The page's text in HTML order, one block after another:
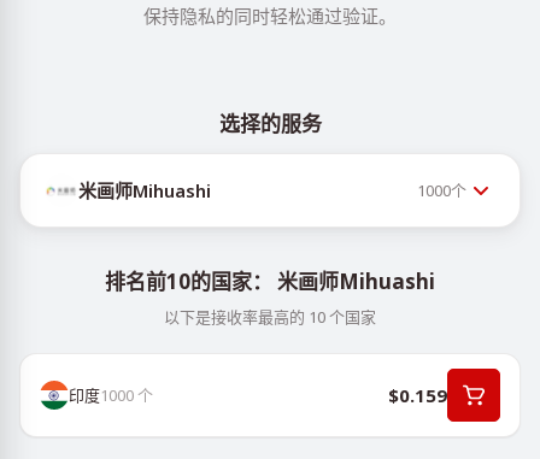
保持隐私的同时轻松通过验证。
选择的服务
米画师Mihuashi 1000个
排名前10的国家： 米画师Mihuashi
以下是接收率最高的 10 个国家
印度1000个 $0.159